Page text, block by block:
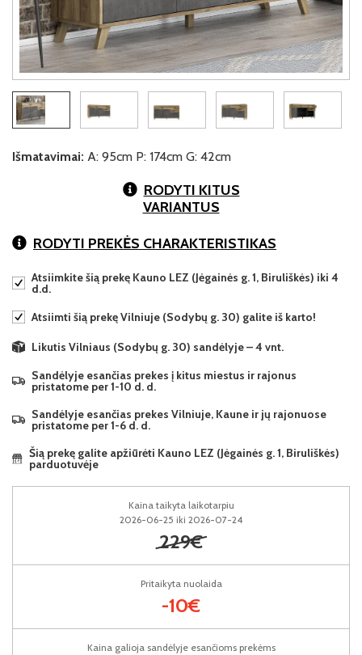
Išmatavimai: A: 95cm P: 174cm G: 42cm
RODYTI KITUS
VARIANTUS
RODYTI PREKĖS CHARAKTERISTIKAS
Atsiimkite šią prekę Kauno LEZ (Jėgainės g. 1, Biruliškės) iki 4
d.d.
Atsiimti šią prekę Vilniuje (Sodybų g. 30) galite iš karto!
Likutis Vilniaus (Sodybų g. 30) sandėlyje – 4 vnt.
Sandėlyje esančias prekes į kitus miestus ir rajonus
pristatome per 1-10 d. d.
Sandėlyje esančias prekes Vilniuje, Kaune ir jų rajonuose
pristatome per 1-6 d. d.
Šią prekę galite apžiūrėti Kauno LEZ (Jėgainės g. 1, Biruliškės)
parduotuvėje
Kaina galioja sandėlyje esančioms prekėms
Kaina taikyta laikotarpiu
2026-06-25 iki 2026-07-24
229€
Pritaikyta nuolaida
-10€